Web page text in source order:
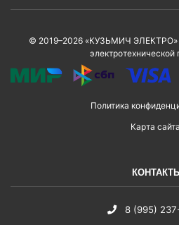
© 2019–2026 «КУЗЬМИЧ ЭЛЕКТРО»
электротехнической
Политика
Карта сайта
КОНТАКТЫ
8 (995)